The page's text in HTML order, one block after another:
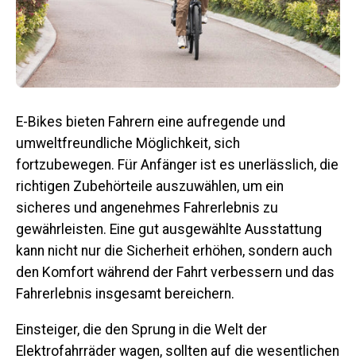
E-Bikes bieten Fahrern eine aufregende und
umweltfreundliche Möglichkeit, sich
fortzubewegen. Für Anfänger ist es unerlässlich, die
richtigen Zubehörteile auszuwählen, um ein
sicheres und angenehmes Fahrerlebnis zu
gewährleisten. Eine gut ausgewählte Ausstattung
kann nicht nur die Sicherheit erhöhen, sondern auch
den Komfort während der Fahrt verbessern und das
Fahrerlebnis insgesamt bereichern.
Einsteiger, die den Sprung in die Welt der
Elektrofahrräder wagen, sollten auf die wesentlichen